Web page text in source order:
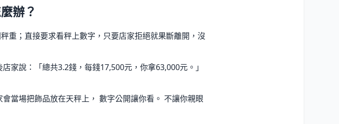
辦？
重；直接要求看秤上數字，只要店家拒絕就果斷離開，沒
家說：「總共3.2錢，每錢17,500元，你拿63,000元。」
當場把飾品放在天秤上， 數字公開讓你看。 不讓你親眼